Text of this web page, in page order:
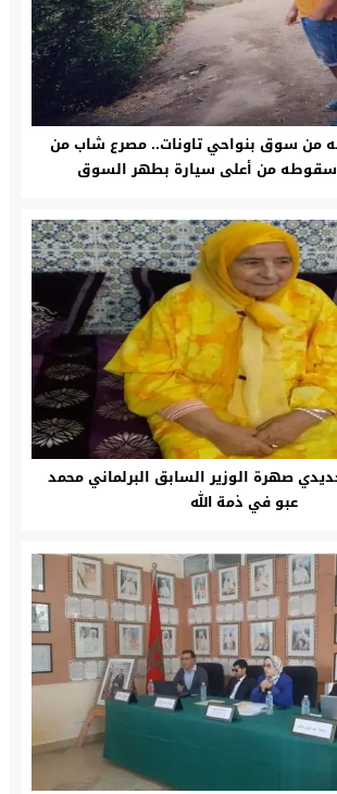
من سوق بنواحي تاونات.. مصرع شاب من
سقوطه من أعلى سيارة بطهر السوق
صهرة الوزير السابق البرلماني محمد
عبو في ذمة الله